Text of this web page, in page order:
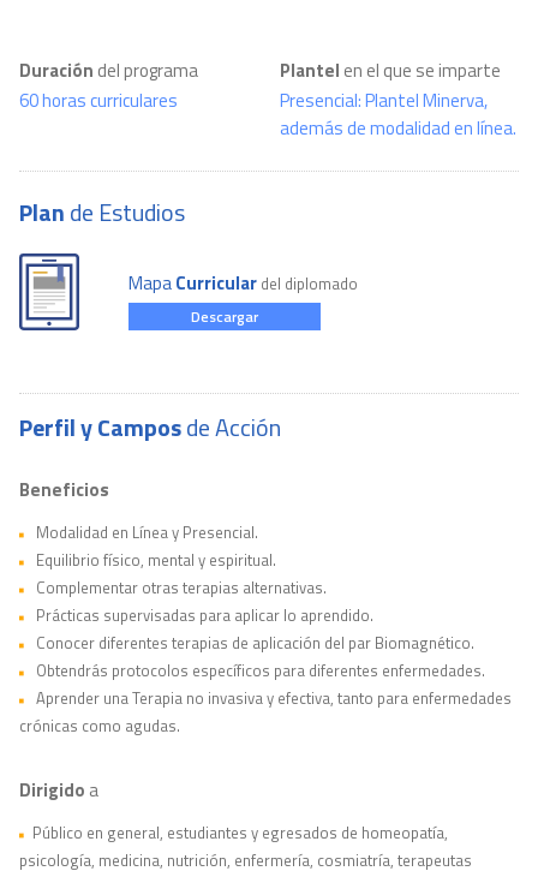
Duración del programa
60 horas curriculares
Plantel en el que se imparte
Presencial: Plantel Minerva,
además de modalidad en línea.
Plande Estudios
MapaCurricular del diplomado
Descargar
Perfil y Camposde Acción
Beneficios
Modalidad en Línea y Presencial.
Equilibrio físico, mental y espiritual.
Complementar otras terapias alternativas.
Prácticas supervisadas para aplicar lo aprendido.
Conocer diferentes terapias de aplicación del par Biomagnético.
Obtendrás protocolos específicos para diferentes enfermedades.
Aprender una Terapia no invasiva y efectiva, tanto para enfermedades
crónicas como agudas.
Dirigido a
Público en general, estudiantes y egresados de homeopatía,
psicología, medicina, nutrición, enfermería, cosmiatría, terapeutas